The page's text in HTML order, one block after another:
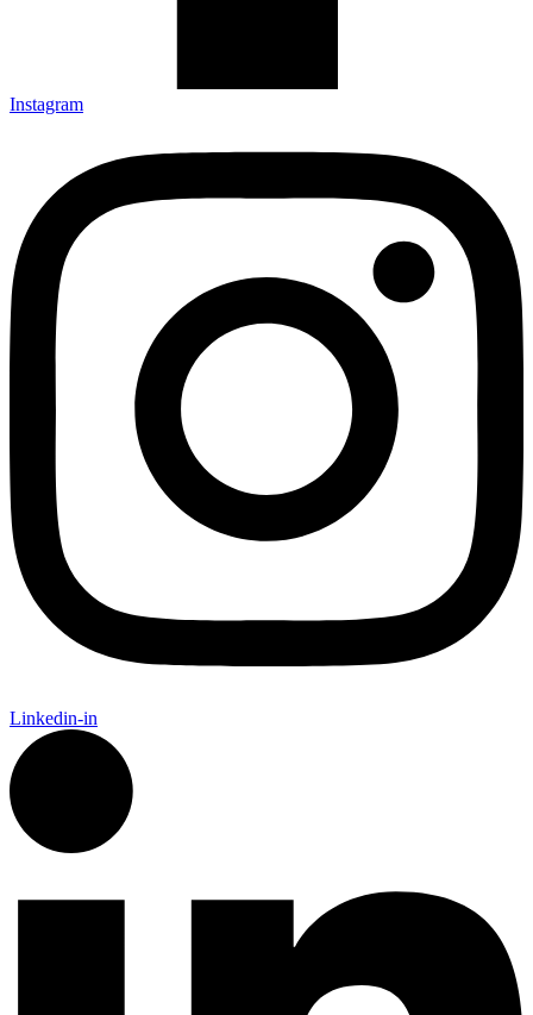
Instagram
Linkedin-in